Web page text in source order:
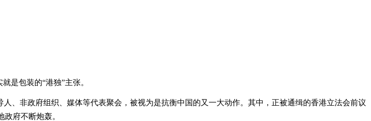
是包装的“港独”主张。
、非政府组织、媒体等代表聚会，被视为是抗衡中国的又一大动作。其中，正被通缉的香港立法会前议
府不断炮轰。